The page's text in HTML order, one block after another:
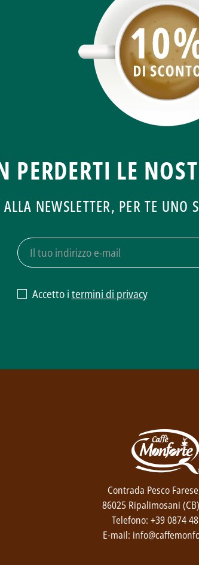
PERDERTI LE
NEWSLETTER, PER TE
Accetto i termini di privacy
Contrada Pesco
86025 Ripalimosani
Telefono: +39 0874
E-mail: